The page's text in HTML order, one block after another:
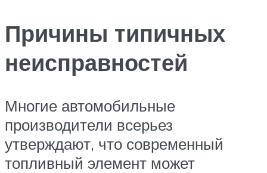
Причины типичных
неисправностей
Многие автомобильные
производители всерьез
утверждают, что современный
топливный элемент может